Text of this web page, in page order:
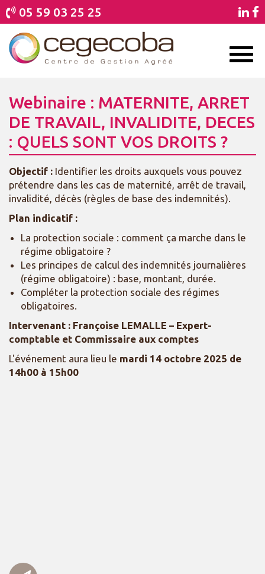
05 59 03 25 25
Webinaire : MATERNITE, ARRET
DE TRAVAIL, INVALIDITE, DECES
: QUELS SONT VOS DROITS ?
Objectif : Identifier les droits auxquels vous pouvez
prétendre dans les cas de maternité, arrêt de travail,
invalidité, décès (règles de base des indemnités).
Plan indicatif :
La protection sociale : comment ça marche dans le
régime obligatoire ?
Les principes de calcul des indemnités journalières
(régime obligatoire) : base, montant, durée.
Compléter la protection sociale des régimes
obligatoires.
Intervenant : Françoise LEMALLE – Expert-
comptable et Commissaire aux comptes
L'événement aura lieu le mardi 14 octobre 2025 de
14h00 à 15h00